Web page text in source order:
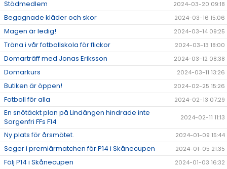
Stödmedlem 2024-03-20 09:18
Begagnade kläder och skor 2024-03-16 15:06
Magen är ledig! 2024-03-14 09:25
Träna i vår fotbollskola för flickor 2024-03-13 18:00
Domarträff med Jonas Eriksson 2024-03-12 08:38
Domarkurs 2024-03-11 13:26
Butiken är öppen! 2024-02-25 15:26
Fotboll för alla 2024-02-13 07:29
En snötäckt plan på Lindängen hindrade inte
Sorgenfri FFs F14
2024-02-11 11:13
Ny plats för årsmötet. 2024-01-09 15:44
Seger i premiärmatchen för P14 i Skånecupen 2024-01-05 21:35
Följ P14 i Skånecupen 2024-01-03 16:32